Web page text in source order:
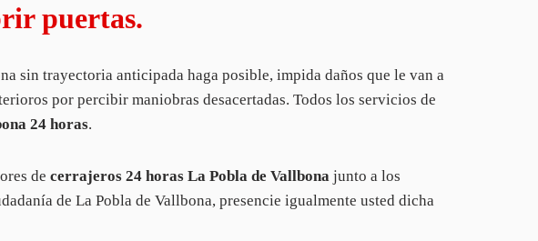
puertas.
sin trayectoria anticipada haga posible, impida daños que le van a
por percibir maniobras desacertadas. Todos los servicios de
24 horas.
de cerrajeros 24 horas La Pobla de Vallbona junto a los
de La Pobla de Vallbona, presencie igualmente usted dicha